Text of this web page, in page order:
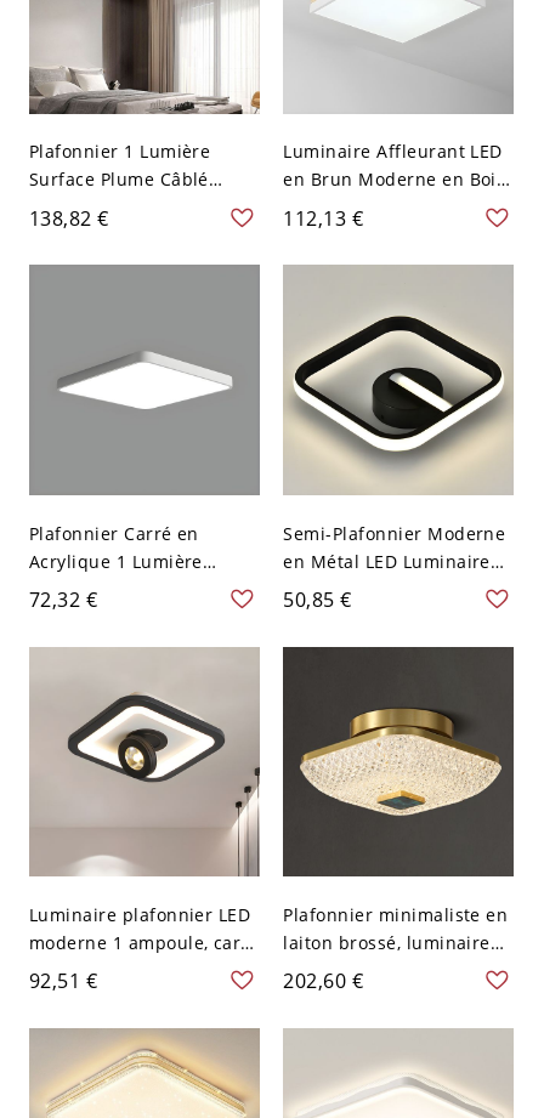
Plafonnier 1 Lumière
Surface Plume Câblé
Confortable avec Abat-
jour en Polyméthacrylate
de Méthyle (PMMA) Style
138,82 €
Luminaire Affleurant LED
en Brun Moderne en Bois
Plafonnier en Acrylique -
Carré 110 V-120 V Blanc
Petite Taille
112,13 €
Plafonnier Carré en
Acrylique 1 Lumière
Lampe Encastrée LED
Moderne pour Salon -
Blanc 110 V-120 V 30,48
72,32 €
Semi-Plafonnier Moderne
en Métal LED Luminaire
Semi-Encastré au Plafond
Design Gémétrique - Noir
110 V-120 V Carré
50,85 €
Luminaire plafonnier LED
moderne 1 ampoule, carré
noir avec abat-jour en
acrylique, lumière
blanche
92,51 €
Plafonnier minimaliste en
laiton brossé, luminaire
géométrique doré avec
abat-jour en verre - 1 110
V-120 V Carré
202,60 €